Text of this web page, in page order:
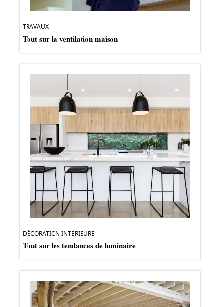
TRAVAUX
Tout sur la ventilation maison
DÉCORATION INTERIEURE
Tout sur les tendances de luminaire